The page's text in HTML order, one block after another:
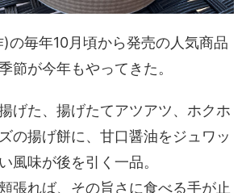
の毎年10月頃から発売の人気商品
節が今年もやってきた。
げた、揚げたてアツアツ、ホクホ
の揚げ餅に、甘口醤油をジュワッ
風味が後を引く一品。
張れば、その旨さに食べる手が止